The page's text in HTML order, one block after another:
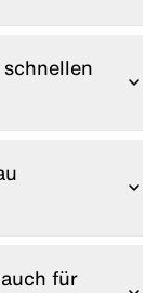
je nach
schnellen
für